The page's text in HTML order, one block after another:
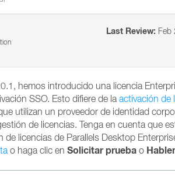
Last Review: Feb
hemos introducido una licencia
SSO. Esto difiere de la activación de
utilizan un proveedor de identidad
de licencias. Tenga en cuenta que
de licencias de Parallels Desktop
o haga clic en Solicitar prueba o